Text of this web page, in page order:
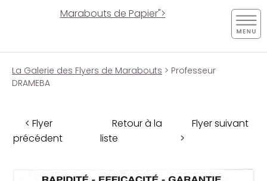
Marabouts de Papier">
La Galerie des Flyers de Marabouts > Professeur
DRAMEBA
< Flyer
précédent
Retour à la
liste
Flyer suivant
>